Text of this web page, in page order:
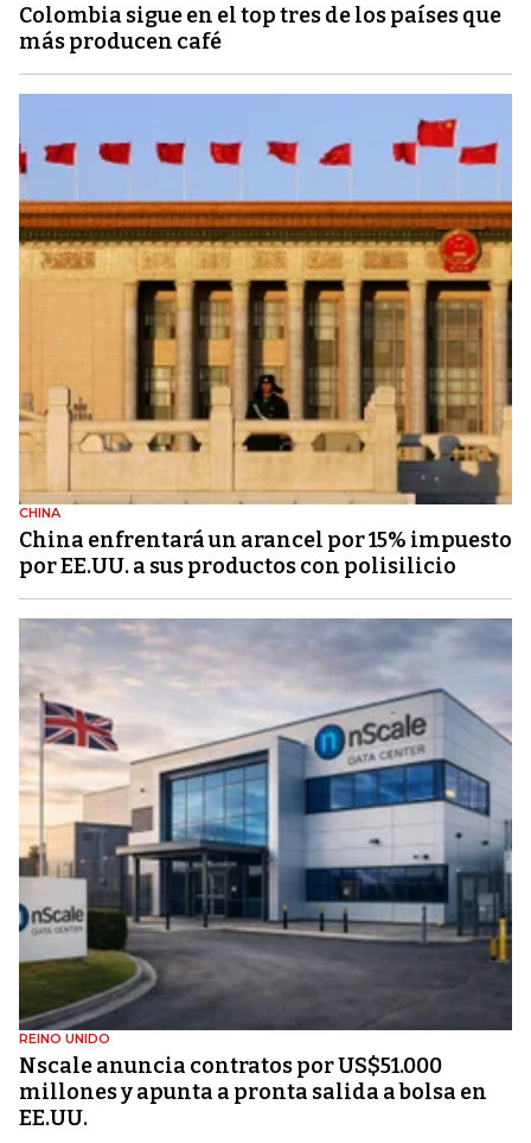
Colombia sigue en el top tres de los países que
más producen café
CHINA
China enfrentará un arancel por 15% impuesto
por EE.UU. a sus productos con polisilicio
REINO UNIDO
Nscale anuncia contratos por US$51.000
millones y apunta a pronta salida a bolsa en
EE.UU.